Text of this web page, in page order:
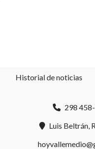
Historial de noticias
298
Luis Beltrán,